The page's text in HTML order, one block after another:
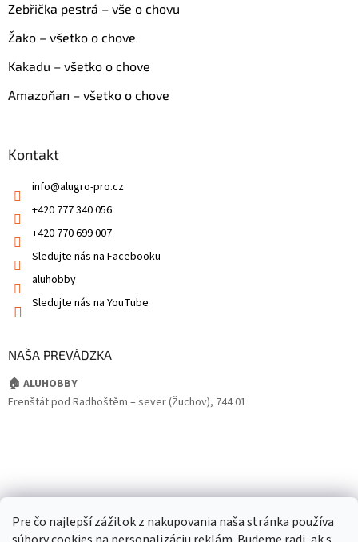
Pre čo najlepší zážitok z nakupovania naša stránka používa
Zebřička pestrá – vše o chovu
Žako – všetko o chove
Kakadu – všetko o chove
Amazoňan – všetko o chove
Kontakt
info@alugro-pro.cz
+420 777 340 056
+420 770 699 007
Sledujte nás na Facebooku
aluhobby
Sledujte nás na YouTube
NAŠA PREVÁDZKA
🏠 ALUHOBBY
Frenštát pod Radhoštěm – sever (Žuchov), 744 01